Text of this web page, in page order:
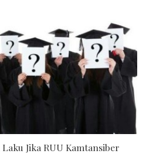
Jika RUU Kamtansiber